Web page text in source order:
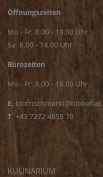
Öffnungszeiten
Mo - Fr: 8.00 - 18.00 Uhr
Sa: 8.00 - 14.00 Uhr
Bürozeiten
Mo - Fr: 8.00 - 16.00 Uhr
E. biofrischmarkt@biohof.at
T. +43 7272 4859 70
KULINARIUM